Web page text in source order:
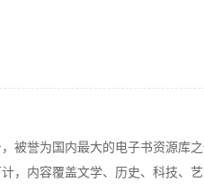
被誉为国内最大的电子书资源库之
，内容覆盖文学、历史、科技、